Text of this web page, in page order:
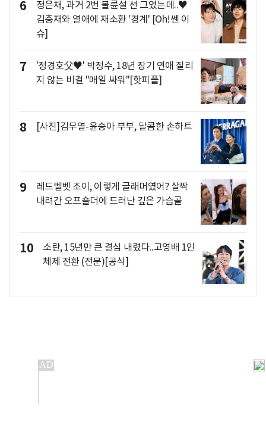
6
정은채, 과거 2번 불륜설 선 그었는데..♥
김충재와 열애에 재소환 '경계' [Oh!쎈 이
슈]
7
'정경호父♥' 박정수, 18년 장기 연애 질리
지 않는 비결 "매일 싸워"[핫피플]
8 [사진]김무열-윤승아 부부, 달콤한 손하트
9
레드벨벳 조이, 이렇게 글래머였어? 살짝
내려간 오프숄더에 드러난 깊은 가슴골
10
소란, 15년만 큰 결심 내렸다..고영배 1인
체제 전환 (전문)[공식]